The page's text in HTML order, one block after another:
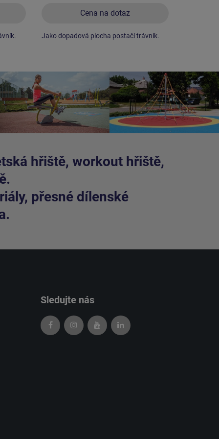
Cena na dotaz
Jako dopadová plocha postačí trávník.
hřiště, workout hřiště,
přesné dílenské
Sledujte nás